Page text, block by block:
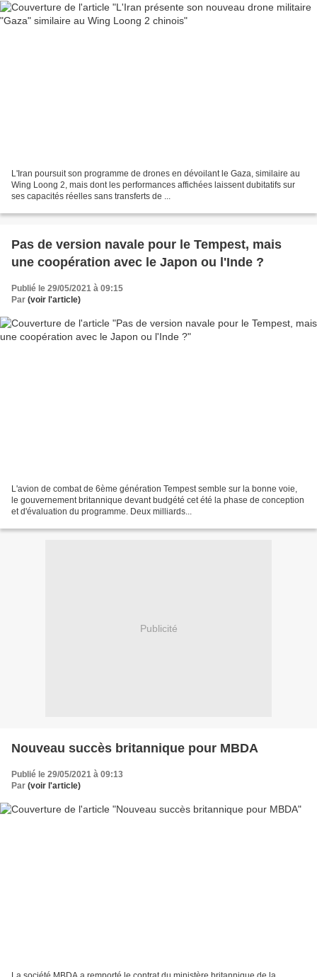
L'Iran poursuit son programme de drones en dévoilant le Gaza, similaire au
Wing Loong 2, mais dont les performances affichées laissent dubitatifs sur
ses capacités réelles sans transferts de ...
Pas de version navale pour le Tempest, mais
une coopération avec le Japon ou l'Inde ?
Publié le 29/05/2021 à 09:15
Par (voir l'article)
L'avion de combat de 6ème génération Tempest semble sur la bonne voie,
le gouvernement britannique devant budgété cet été la phase de conception
et d'évaluation du programme. Deux milliards...
Publicité
Nouveau succès britannique pour MBDA
Publié le 29/05/2021 à 09:13
Par (voir l'article)